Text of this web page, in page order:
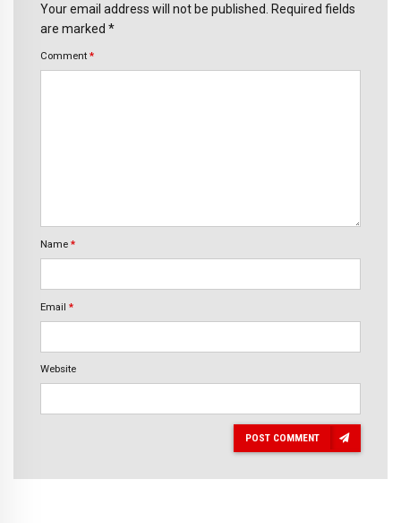
Your email address will not be published. Required fields
are marked *
Comment *
Name *
Email *
Website
POST COMMENT